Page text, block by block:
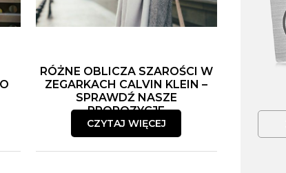
RÓŻNE OBLICZA SZAROŚCI W
ZEGARKACH CALVIN KLEIN –
SPRAWDŹ NASZE
PROPOZYCJE
CZYTAJ WIĘCEJ